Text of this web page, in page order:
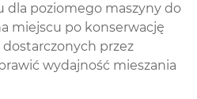
dla poziomego maszyny do
miejscu po konserwację
przez
wydajność mieszania